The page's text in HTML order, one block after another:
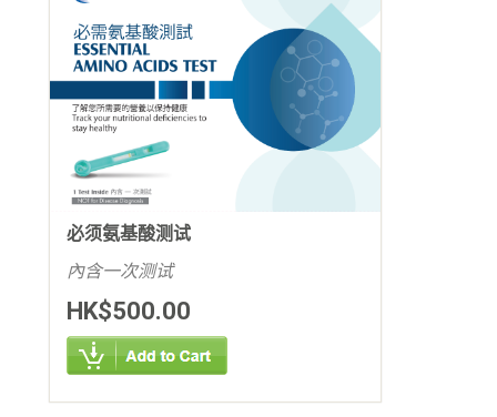
必须氨基酸测试
內含一次测试
HK$500.00